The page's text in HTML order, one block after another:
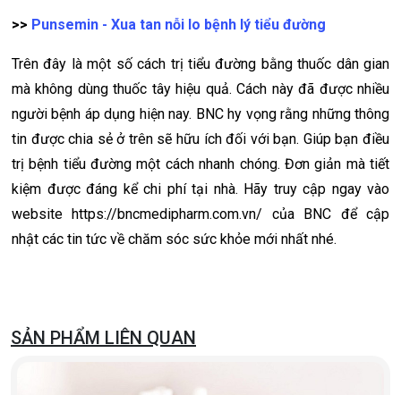
>> Punsemin - Xua tan nỗi lo bệnh lý tiểu đường
Trên đây là một số cách trị tiểu đường bằng thuốc dân gian
mà không dùng thuốc tây hiệu quả. Cách này đã được nhiều
người bệnh áp dụng hiện nay. BNC hy vọng rằng những thông
tin được chia sẻ ở trên sẽ hữu ích đối với bạn. Giúp bạn điều
trị bệnh tiểu đường một cách nhanh chóng. Đơn giản mà tiết
kiệm được đáng kể chi phí tại nhà. Hãy truy cập ngay vào
website https://bncmedipharm.com.vn/ của BNC để cập
nhật các tin tức về chăm sóc sức khỏe mới nhất nhé.
SẢN PHẨM LIÊN QUAN